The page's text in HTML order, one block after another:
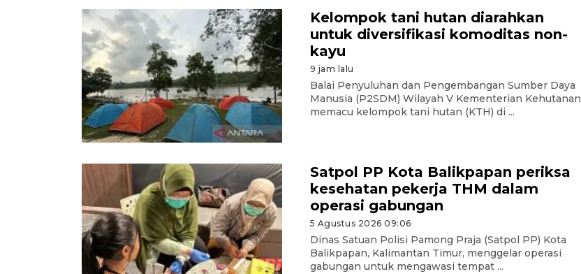
Kelompok tani hutan diarahkan
untuk diversifikasi komoditas non-
kayu
9 jam lalu
Balai Penyuluhan dan Pengembangan Sumber Daya
Manusia (P2SDM) Wilayah V Kementerian Kehutanan
memacu kelompok tani hutan (KTH) di ...
Satpol PP Kota Balikpapan periksa
kesehatan pekerja THM dalam
operasi gabungan
5 Agustus 2026 09:06
Dinas Satuan Polisi Pamong Praja (Satpol PP) Kota
Balikpapan, Kalimantan Timur, menggelar operasi
gabungan untuk mengawasi tempat ...